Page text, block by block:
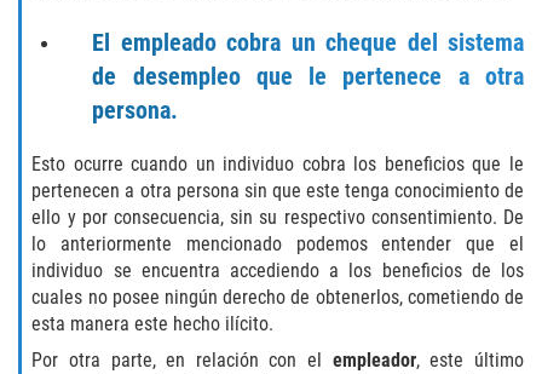
Prostitución y Solicitación
DUI
Conducción Imprudente sin Presencia
de Alcohol
Cuarta Ofensa de DUI
DUID
El empleado cobra un cheque del sistema
de desempleo que le pertenece a otra
persona.
Esto ocurre cuando un individuo cobra los beneficios que le
pertenecen a otra persona sin que este tenga conocimiento de
ello y por consecuencia, sin su respectivo consentimiento. De
lo anteriormente mencionado podemos entender que el
individuo se encuentra accediendo a los beneficios de los
cuales no posee ningún derecho de obtenerlos, cometiendo de
esta manera este hecho ilícito.
Por otra parte, en relación con el empleador, este último